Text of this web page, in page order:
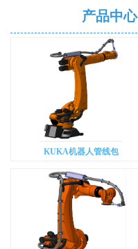
产品中心
KUKA机器人管线包